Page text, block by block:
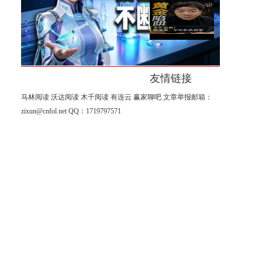
在秋天
黄金暴涨之后，今晚非农可能
让很多人意外！
友情链接
马林阅读 沃达阅读 木千阅读 有连云 赢家聊吧 文章举报邮箱：
zixun@cnfol.net QQ：1719797571